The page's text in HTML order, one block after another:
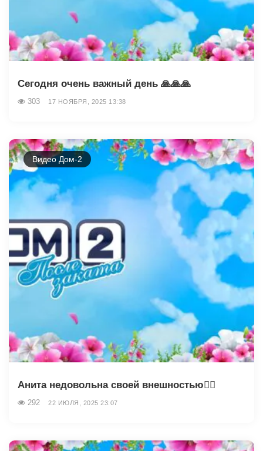
Сегодня очень важный день 🙏🙏🙏
303 17 НОЯБРЯ, 2025 13:38
Видео Дом-2
Анита недовольна своей внешностью👎🏼
292 22 ИЮЛЯ, 2025 23:07